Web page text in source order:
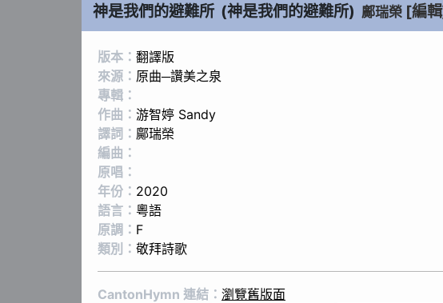
神是我們的避難所 (神是我們的避難所) 鄺瑞榮 [編
版本： 翻譯版
來源： 原曲─讚美之泉
專輯：
作曲： 游智婷 Sandy
譯詞： 鄺瑞榮
編曲：
原唱：
年份： 2020
語言： 粵語
原調： F
類別： 敬拜詩歌
CantonHymn 連結： 瀏覽舊版面